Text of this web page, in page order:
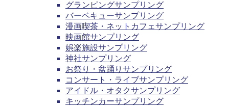
グランピングサンプリング
バーベキューサンプリング
漫画喫茶・ネットカフェサンプリング
映画館サンプリング
娯楽施設サンプリング
神社サンプリング
お祭り・盆踊りサンプリング
コンサート・ライブサンプリング
アイドル・オタクサンプリング
キッチンカーサンプリング